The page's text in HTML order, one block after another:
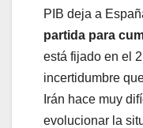
PIB deja a
partida para
está fijado en el
incertidumbre
Irán hace muy
evolucionar la